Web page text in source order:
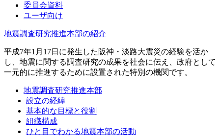
委員会資料
ユーザ向け
地震調査研究推進本部の紹介
平成7年1月17日に発生した阪神・淡路大震災の経験を活か
し、地震に関する調査研究の成果を社会に伝え、政府として
一元的に推進するために設置された特別の機関です。
地震調査研究推進本部
設立の経緯
基本的な目標と役割
組織構成
ひと目でわかる地震本部の活動